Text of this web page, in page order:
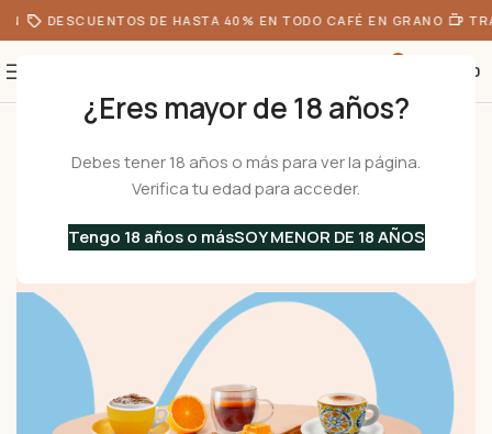
¿Eres mayor de 18 años?
Debes tener 18 años o más para ver la página.
Verifica tu edad para acceder.
Tengo 18 años o másSOY MENOR DE 18 AÑOS
DESCUENTOS DE HASTA 40% EN TODO CAFÉ EN GRANO
0.00
De Café
porcelana y vidrio importados directamente de Italia a
los mejores precios.